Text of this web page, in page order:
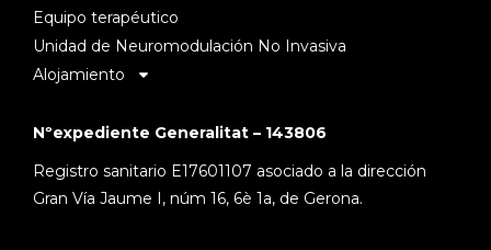
Equipo terapéutico
Unidad de Neuromodulación No Invasiva
Alojamiento
Nºexpediente Generalitat – 143806
Registro sanitario E17601107 asociado a la dirección
Gran Vía Jaume I, núm 16, 6è 1a, de Gerona.